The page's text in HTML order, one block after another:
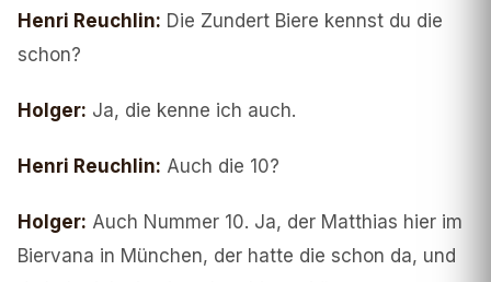
Henri Reuchlin: Die Zundert Biere kennst du die
schon?
Holger: Ja, die kenne ich auch.
Henri Reuchlin: Auch die 10?
Holger: Auch Nummer 10. Ja, der Matthias hier im
Biervana in München, der hatte die schon da, und